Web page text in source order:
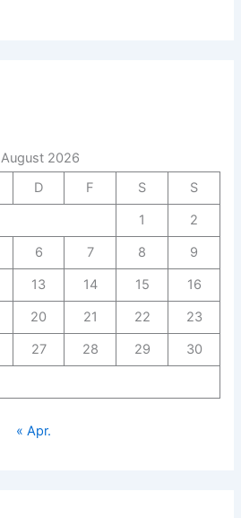
August 2026
D F S
S
1
2
6 7 8
9
13 14 15
16
20 21 22
23
27 28 29
30
« Apr.